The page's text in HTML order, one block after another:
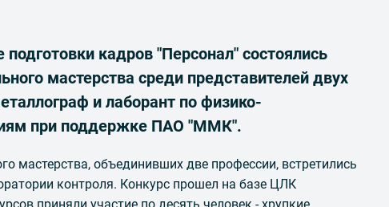
кадров "Персонал" состоялись
мастерства среди представителей двух
и лаборант по физико-
при поддержке ПАО "ММК".
мастерства, объединивших две профессии, встретились
контроля. Конкурс прошел на базе ЦЛК